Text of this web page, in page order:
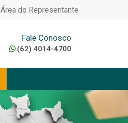
Área do Representante
Fale Conosco
(62) 4014-4700